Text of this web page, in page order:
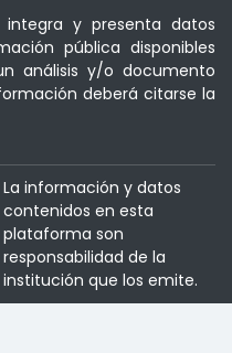
integra y presenta datos
pública disponibles
análisis y/o documento
deberá citarse la
La información y datos
contenidos en esta
plataforma son
responsabilidad de la
institución que los emite.